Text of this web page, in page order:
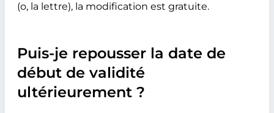
(o, la lettre), la modification est gratuite.
Puis-je repousser la date de
début de validité
ultérieurement ?